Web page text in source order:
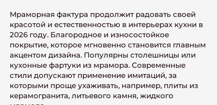
Мраморная фактура продолжит радовать своей
красотой и естественностью в интерьерах кухни в
2026 году. Благородное и износостойкое
покрытие, которое мгновенно становится главным
акцентом дизайна. Популярны столешницы или
кухонные фартуки из мрамора. Современные
стили допускают применение имитаций, за
которыми проще ухаживать, например, плиты из
керамогранита, литьевого камня, жидкого